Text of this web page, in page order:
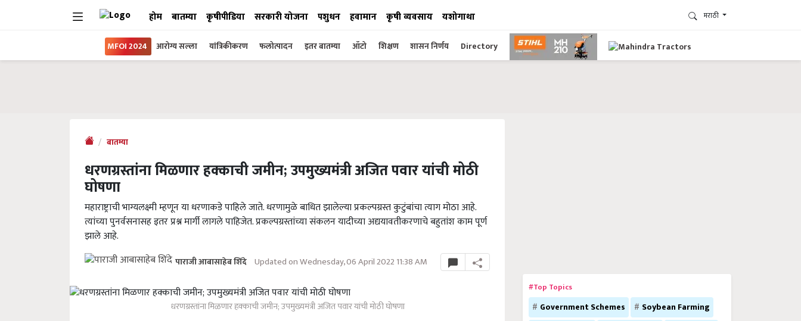
होम बातम्या कृषीपीडिया सरकारी योजना पशुधन हवामान कृषी व्यवसाय यशोगाथा मराठी
MFOI 2024 आरोग्य सल्ला यांत्रिकीकरण फलोत्पादन इतर बातम्या ऑटो शिक्षण शासन निर्णय Directory
बातम्या
धरणग्रस्तांना मिळणार हक्काची जमीन; उपमुख्यमंत्री अजित पवार यांची मोठी
घोषणा
महाराष्ट्राची भाग्यलक्ष्मी म्हणून या धरणाकडे पाहिले जाते. धरणामुळे बाधित झालेल्या प्रकल्पग्रस्त कुटुंबांचा त्याग मोठा आहे.
त्यांच्या पुनर्वसनासह इतर प्रश्न मार्गी लागले पाहिजेत. प्रकल्पग्रस्तांच्या संकलन यादीच्या अद्ययावतीकरणाचे बहुतांश काम पूर्ण
झाले आहे.
पाराजी आबासाहेब शिंदे Updated on Wednesday, 06 April 2022 11:38 AM
धरणग्रस्तांना मिळणार हक्काची जमीन; उपमुख्यमंत्री अजित पवार यांची मोठी घोषणा
#Top Topics
Government Schemes
Soybean Farming